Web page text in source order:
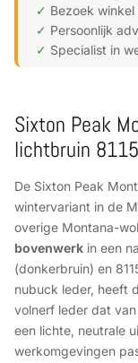
✓ Bezoek
✓ Persoonlijk
✓ Specialist in
Sixton Peak
lichtbruin
De Sixton Peak
wintervariant in de
overige Montana-
bovenwerk in een
(donkerbruin) en
nubuck leder, heeft
volnerf leder dat
een lichte, neutrale
werkomgevingen